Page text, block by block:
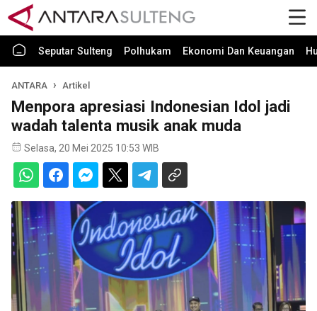
Seputar Sulteng Polhukam Ekonomi Dan Keuangan
ANTARA Artikel
Menpora apresiasi Indonesian Idol jadi
wadah talenta musik anak muda
Selasa, 20 Mei 2025 10:53 WIB